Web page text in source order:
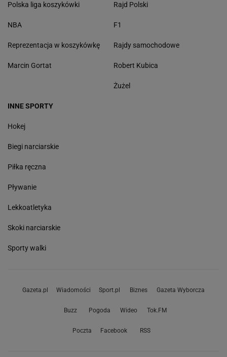
Polska liga koszykówki
NBA
Reprezentacja w koszykówkę
Marcin Gortat
Rajd Polski
F1
Rajdy samochodowe
Robert Kubica
Żużel
INNE SPORTY
Hokej
Biegi narciarskie
Piłka ręczna
Pływanie
Lekkoatletyka
Skoki narciarskie
Sporty walki
Gazeta.pl Wiadomości Sport.pl Biznes Gazeta Wyborcza
Buzz Pogoda Wideo Tok.FM
Poczta Facebook RSS